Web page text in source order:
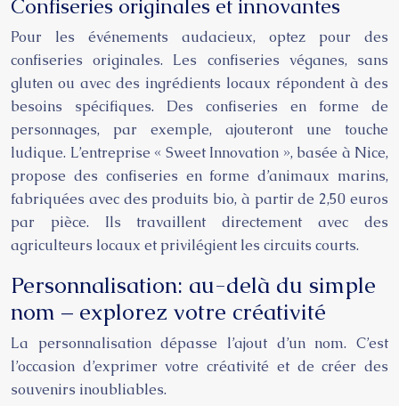
Confiseries originales et innovantes
Pour les événements audacieux, optez pour des
confiseries originales. Les confiseries véganes, sans
gluten ou avec des ingrédients locaux répondent à des
besoins spécifiques. Des confiseries en forme de
personnages, par exemple, ajouteront une touche
ludique. L’entreprise « Sweet Innovation », basée à Nice,
propose des confiseries en forme d’animaux marins,
fabriquées avec des produits bio, à partir de 2,50 euros
par pièce. Ils travaillent directement avec des
agriculteurs locaux et privilégient les circuits courts.
Personnalisation: au-delà du simple
nom – explorez votre créativité
La personnalisation dépasse l’ajout d’un nom. C’est
l’occasion d’exprimer votre créativité et de créer des
souvenirs inoubliables.